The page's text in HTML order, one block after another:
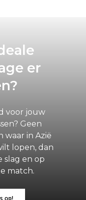
er
voor jouw
Geen
waar in Azië
lopen, dan
slag en op
match.
op!